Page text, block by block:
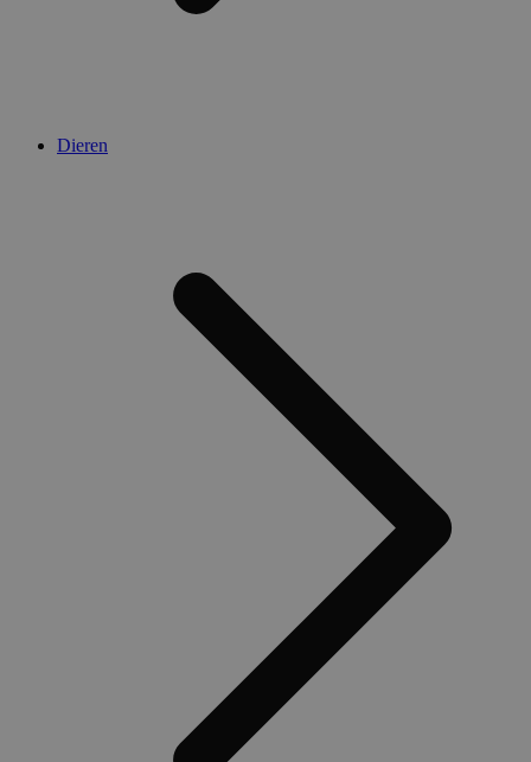
Dieren